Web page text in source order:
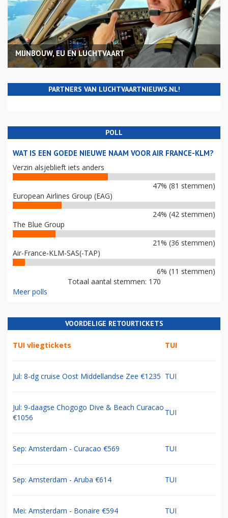
MIJNBOUW, EU EN LUCHTVAART
PARTNERS VAN LUCHTVAARTNIEUWS.NL!
POLL
WAT IS EEN GOEDE NIEUWE NAAM VOOR AIR FRANCE-KLM?
Verzin alsjeblieft iets anders
47% (81 stemmen)
European Airlines Group (EAG)
24% (42 stemmen)
The Blue Group
21% (36 stemmen)
Air-France-KLM-SAS(-TAP)
6% (11 stemmen)
Totaal aantal stemmen: 170
Meer polls
VOORDELIGE RETOURTICKETS
TUI vliegtickets TUI
Jul: 8-dg cruise Oost Middellandse Zee €1235 TUI
Jul: 9-daagse Chogogo Dive & Beach Curacao
€1056
TUI
Sep: Amsterdam - Curacao €569 TUI
Sep: Amsterdam - Aruba €614 TUI
Mei: Amsterdam - Bonaire €594 TUI